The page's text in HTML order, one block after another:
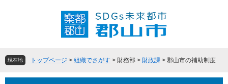
頭
す
飛
し
現在地 トップページ > 組織でさがす > 財務部 > 財政課 > 郡山市の補助制度